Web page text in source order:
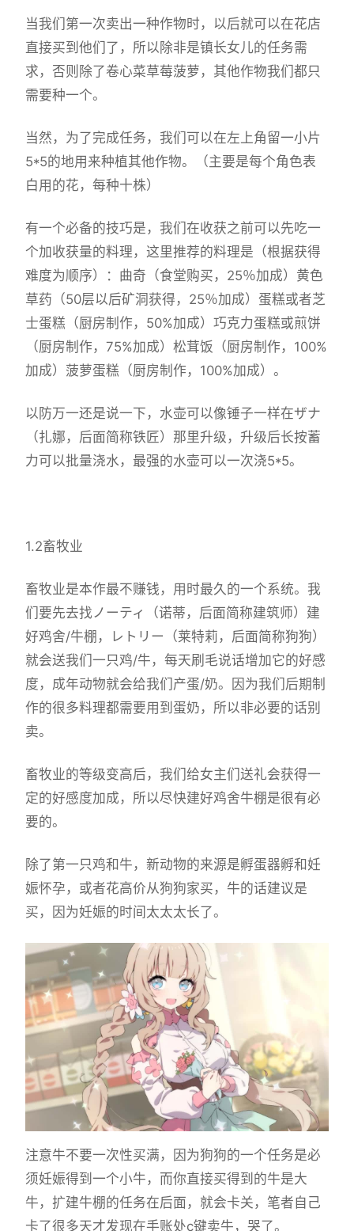
当我们第一次卖出一种作物时，以后就可以在花店
直接买到他们了，所以除非是镇长女儿的任务需
求，否则除了卷心菜草莓菠萝，其他作物我们都只
需要种一个。
当然，为了完成任务，我们可以在左上角留一小片
5*5的地用来种植其他作物。（主要是每个角色表
白用的花，每种十株）
有一个必备的技巧是，我们在收获之前可以先吃一
个加收获量的料理，这里推荐的料理是（根据获得
难度为顺序）：曲奇（食堂购买，25％加成）黄色
草药（50层以后矿洞获得，25％加成）蛋糕或者芝
士蛋糕（厨房制作，50%加成）巧克力蛋糕或煎饼
（厨房制作，75%加成）松茸饭（厨房制作，100%
加成）菠萝蛋糕（厨房制作，100%加成）。
以防万一还是说一下，水壶可以像锤子一样在ザナ
（扎娜，后面简称铁匠）那里升级，升级后长按蓄
力可以批量浇水，最强的水壶可以一次浇5*5。
1.2畜牧业
畜牧业是本作最不赚钱，用时最久的一个系统。我
们要先去找ノーティ（诺蒂，后面简称建筑师）建
好鸡舍/牛棚，レトリー（莱特莉，后面简称狗狗）
就会送我们一只鸡/牛，每天刷毛说话增加它的好感
度，成年动物就会给我们产蛋/奶。因为我们后期制
作的很多料理都需要用到蛋奶，所以非必要的话别
卖。
畜牧业的等级变高后，我们给女主们送礼会获得一
定的好感度加成，所以尽快建好鸡舍牛棚是很有必
要的。
除了第一只鸡和牛，新动物的来源是孵蛋器孵和妊
娠怀孕，或者花高价从狗狗家买，牛的话建议是
买，因为妊娠的时间太太太长了。
注意牛不要一次性买满，因为狗狗的一个任务是必
须妊娠得到一个小牛，而你直接买得到的牛是大
牛，扩建牛棚的任务在后面，就会卡关，笔者自己
卡了很多天才发现在手账处c键卖牛，哭了。